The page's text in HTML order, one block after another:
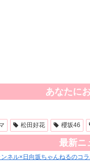
あなたに
松田好花 櫻坂46
最新ニ
ネル×日向坂ちゃんねるのコラ